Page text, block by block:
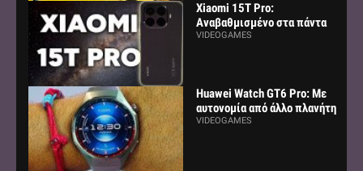
Xiaomi 15T Pro:
Αναβαθμισμένο στα πάντα
VIDEOGAMES
Huawei Watch GT6 Pro: Με
αυτονομία από άλλο πλανήτη
VIDEOGAMES